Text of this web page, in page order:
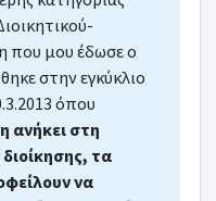
που μου έδωσε ο
στην εγκύκλιο
όπου
ανήκει στη
διοίκησης, τα
να